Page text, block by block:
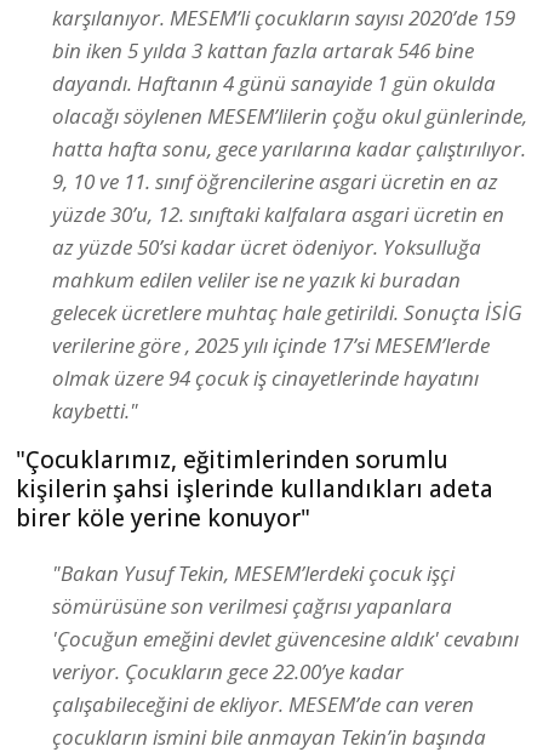
karşılanıyor. MESEM’li çocukların sayısı 2020’de 159
bin iken 5 yılda 3 kattan fazla artarak 546 bine
dayandı. Haftanın 4 günü sanayide 1 gün okulda
olacağı söylenen MESEM’lilerin çoğu okul günlerinde,
hatta hafta sonu, gece yarılarına kadar çalıştırılıyor.
9, 10 ve 11. sınıf öğrencilerine asgari ücretin en az
yüzde 30’u, 12. sınıftaki kalfalara asgari ücretin en
az yüzde 50’si kadar ücret ödeniyor. Yoksulluğa
mahkum edilen veliler ise ne yazık ki buradan
gelecek ücretlere muhtaç hale getirildi. Sonuçta İSİG
verilerine göre , 2025 yılı içinde 17’si MESEM’lerde
olmak üzere 94 çocuk iş cinayetlerinde hayatını
kaybetti."
"Çocuklarımız, eğitimlerinden sorumlu
kişilerin şahsi işlerinde kullandıkları adeta
birer köle yerine konuyor"
"Bakan Yusuf Tekin, MESEM’lerdeki çocuk işçi
sömürüsüne son verilmesi çağrısı yapanlara
'Çocuğun emeğini devlet güvencesine aldık' cevabını
veriyor. Çocukların gece 22.00’ye kadar
çalışabileceğini de ekliyor. MESEM’de can veren
çocukların ismini bile anmayan Tekin’in başında